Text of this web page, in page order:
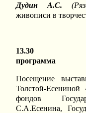
Дудин А.С.
живописи в
13.30
программа
Посещение
Толстой-Есениной
фондов
С.А.Есенина,